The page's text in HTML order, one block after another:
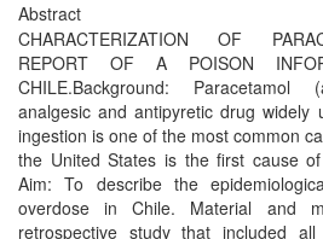
Abstract
CHARACTERIZATION OF
REPORT OF A POISON
CHILE.Background:
analgesic and antipyretic drug widely
ingestion is one of the most common
the United States is the first cause
Aim: To describe the
overdose in Chile. Material and
retrospective study that included